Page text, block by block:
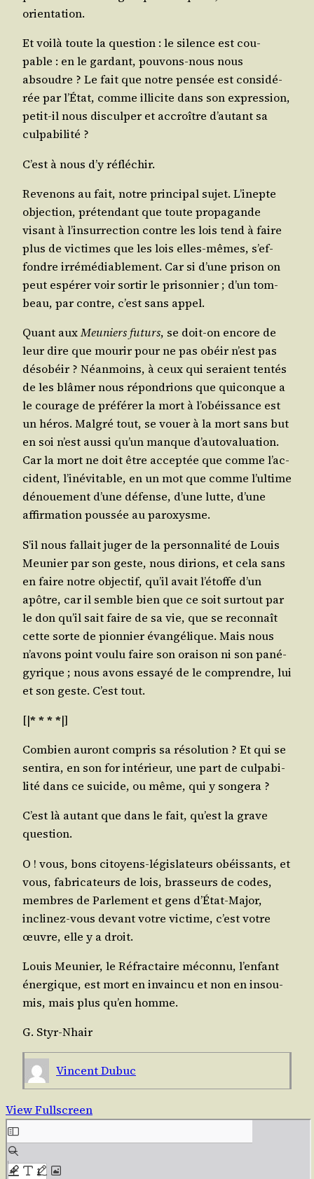
orientation.
Et voi­là toute la ques­tion : le silence est cou­
pable : en le gar­dant, pou­vons-nous nous
absoudre ? Le fait que notre pen­sée est consi­dé­
rée par l’É­tat, comme illi­cite dans son expres­sion,
petit-il nous dis­cul­per et accroître d’au­tant sa
culpabilité ?
C’est à nous d’y réfléchir.
Reve­nons au fait, notre prin­ci­pal sujet. L’i­nepte
objec­tion, pré­ten­dant que toute pro­pa­gande
visant à l’in­sur­rec­tion contre les lois tend à faire
plus de vic­times que les lois elles-mêmes, s’ef­
fondre irré­mé­dia­ble­ment. Car si d’une pri­son on
peut espé­rer voir sor­tir le pri­son­nier ; d’un tom­
beau, par contre, c’est sans appel.
Quant auxMeu­niers futurs, se doit-on encore de
leur dire que mou­rir pour ne pas obéir n’est pas
déso­béir ? Néan­moins, à ceux qui seraient ten­tés
de les blâ­mer nous répon­drions que qui­conque a
le cou­rage de pré­fé­rer la mort à l’o­béis­sance est
un héros. Mal­gré tout, se vouer à la mort sans but
en soi n’est aus­si qu’un manque d’au­to­va­lua­tion.
Car la mort ne doit être accep­tée que comme l’ac­
ci­dent, l’i­né­vi­table, en un mot que comme l’ul­time
dénoue­ment d’une défense, d’une lutte, d’une
affir­ma­tion pous­sée au paroxysme.
S’il nous fal­lait juger de la per­son­na­li­té de Louis
Meu­nier par son geste, nous dirions, et cela sans
en faire notre objec­tif, qu’il avait l’é­toffe d’un
apôtre, car il semble bien que ce soit sur­tout par
le don qu’il sait faire de sa vie, que se recon­naît
cette sorte de pion­nier évan­gé­lique. Mais nous
n’a­vons point vou­lu faire son orai­son ni son pané­
gy­rique ; nous avons essayé de le com­prendre, lui
et son geste. C’est tout.
[|* * * *|]
Com­bien auront com­pris sa réso­lu­tion ? Et qui se
sen­ti­ra, en son for inté­rieur, une part de culpa­bi­
li­té dans ce sui­cide, ou même, qui y songera ?
C’est là autant que dans le fait, qu’est la grave
question.
O ! vous, bons citoyens-légis­la­teurs obéis­sants, et
vous, fabri­ca­teurs de lois, bras­seurs de codes,
membres de Par­le­ment et gens d’É­tat-Major,
incli­nez-vous devant votre vic­time, c’est votre
œuvre, elle y a droit.
Louis Meu­nier, le Réfrac­taire mécon­nu, l’en­fant
éner­gique, est mort en invain­cu et non en insou­
mis, mais plus qu’en homme.
G. Styr-Nhair
Vincent Dubuc
View Fullscreen